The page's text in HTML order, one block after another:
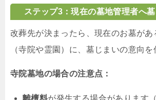
ステップ3：現在の墓地管理者へ
改葬先が決まったら、現在のお墓があ
（寺院や霊園）に、墓じまいの意向を
寺院墓地の場合の注意点：
離檀料が発生する場合があります